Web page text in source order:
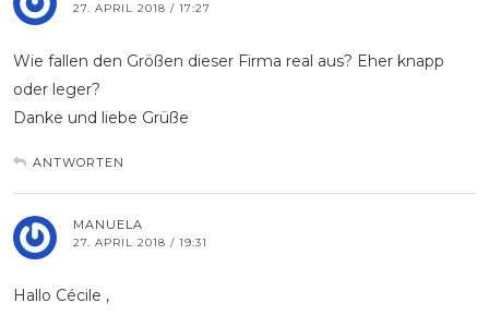
27. APRIL 2018 / 17:27
Wie fallen den Größen dieser Firma real aus? Eher knapp
oder leger?
Danke und liebe Grüße
ANTWORTEN
MANUELA
27. APRIL 2018 / 19:31
Hallo Cécile ,